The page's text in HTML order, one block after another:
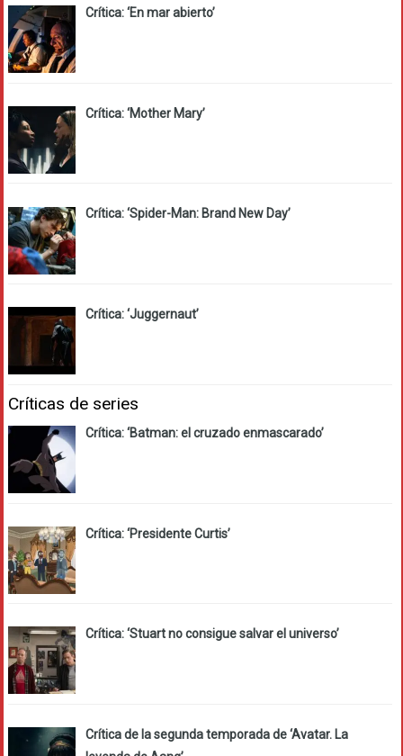
Crítica: ‘En mar abierto’
Crítica: ‘Mother Mary’
Crítica: ‘Spider-Man: Brand New Day’
Crítica: ‘Juggernaut’
Críticas de series
Crítica: ‘Batman: el cruzado enmascarado’
Crítica: ‘Presidente Curtis’
Crítica: ‘Stuart no consigue salvar el universo’
Crítica de la segunda temporada de ‘Avatar. La